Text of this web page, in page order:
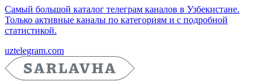
Самый большой каталог телеграм каналов в Узбекистане.
Только активные каналы по категориям и с подробной
статистикой.
uztelegram.com